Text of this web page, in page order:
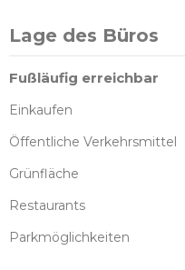
Lage des Büros
Fußläufig erreichbar
Einkaufen
Öffentliche Verkehrsmittel
Grünfläche
Restaurants
Parkmöglichkeiten